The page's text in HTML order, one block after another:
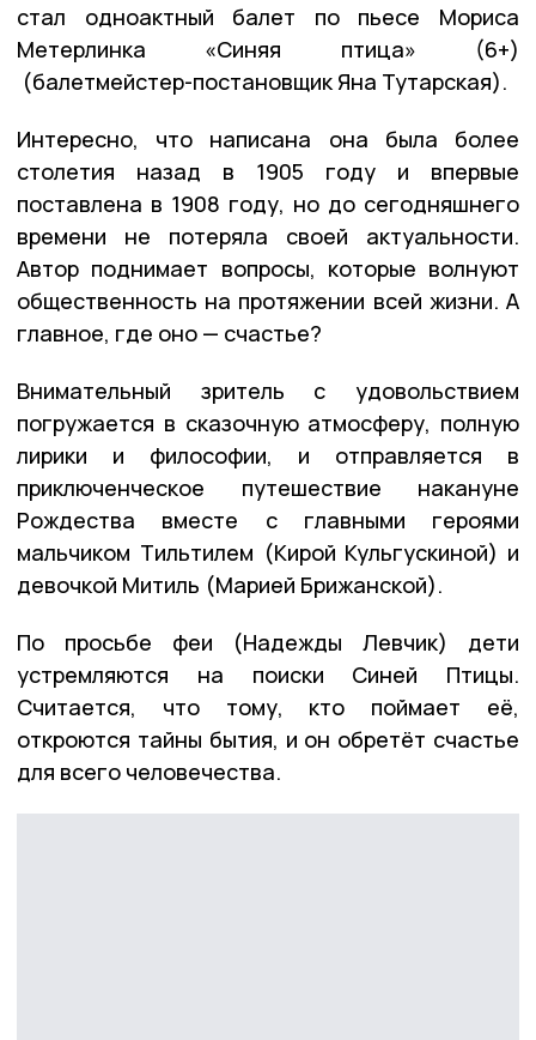
стал одноактный балет по пьесе Мориса
Метерлинка «Синяя птица» (6+)
(балетмейстер-постановщик Яна Тутарская).
Интересно, что написана она была более
столетия назад в 1905 году и впервые
поставлена в 1908 году, но до сегодняшнего
времени не потеряла своей актуальности.
Автор поднимает вопросы, которые волнуют
общественность на протяжении всей жизни. А
главное, где оно — счастье?
Внимательный зритель с удовольствием
погружается в сказочную атмосферу, полную
лирики и философии, и отправляется в
приключенческое путешествие накануне
Рождества вместе с главными героями
мальчиком Тильтилем (Кирой Кульгускиной) и
девочкой Митиль (Марией Брижанской).
По просьбе феи (Надежды Левчик) дети
устремляются на поиски Синей Птицы.
Считается, что тому, кто поймает её,
откроются тайны бытия, и он обретёт счастье
для всего человечества.